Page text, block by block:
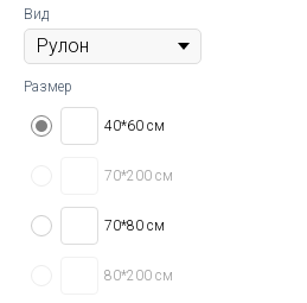
Вид
Размер
40*60 см
70*200 см
70*80 см
80*200 см